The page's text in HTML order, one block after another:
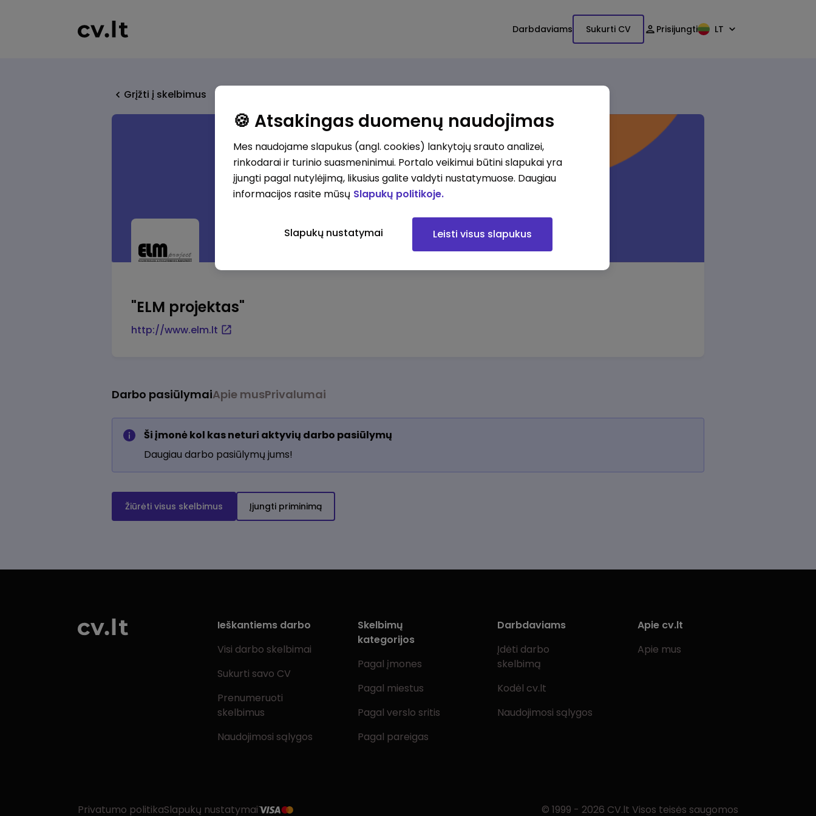
Darbdaviams Sukurti CV Prisijungti LT
Grįžti į skelbimus
"ELM projektas"
http://www.elm.lt
Darbo pasiūlymaiApie musPrivalumai
Ši įmonė kol kas neturi aktyvių darbo pasiūlymų
Daugiau darbo pasiūlymų jums!
Žiūrėti visus skelbimus Įjungti priminimą
Ieškantiems darbo
Visi darbo skelbimai
Sukurti savo CV
Prenumeruoti
skelbimus
Naudojimosi sąlygos
Skelbimų
kategorijos
Pagal įmones
Pagal miestus
Pagal verslo sritis
Pagal pareigas
Darbdaviams
Įdėti darbo
skelbimą
Kodėl cv.lt
Naudojimosi sąlygos
Apie cv.lt
Apie mus
Privatumo politikaSlapukų nustatymai © 1999 - 2026 CV.lt Visos teisės saugomos
🍪 Atsakingas duomenų naudojimas
Mes naudojame slapukus (angl. cookies) lankytojų srauto analizei,
rinkodarai ir turinio suasmeninimui. Portalo veikimui būtini slapukai yra
įjungti pagal nutylėjimą, likusius galite valdyti nustatymuose. Daugiau
informacijos rasite mūsų Slapukų politikoje.
Slapukų nustatymai Leisti visus slapukus